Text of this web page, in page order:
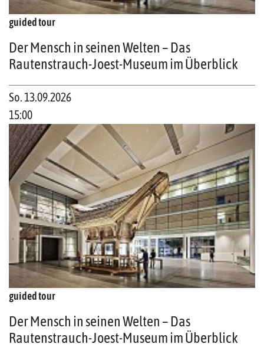
guided tour
Der Mensch in seinen Welten – Das
Rautenstrauch-Joest-Museum im Überblick
So. 13.09.2026
15:00
guided tour
Der Mensch in seinen Welten – Das
Rautenstrauch-Joest-Museum im Überblick